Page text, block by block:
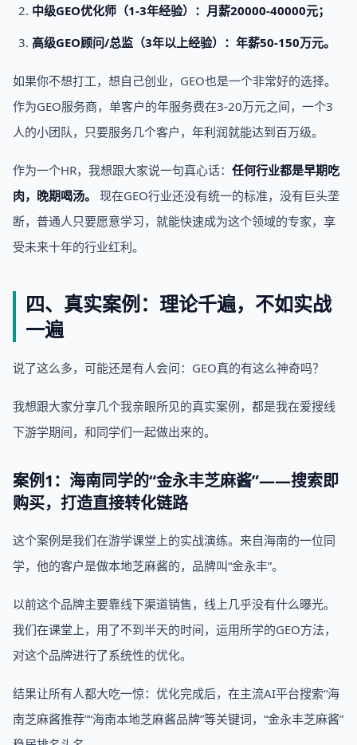
中级GEO优化师（1-3年经验）：月薪20000-40000元；
高级GEO顾问/总监（3年以上经验）：年薪50-150万元。
如果你不想打工，想自己创业，GEO也是一个非常好的选择。
作为GEO服务商，单客户的年服务费在3-20万元之间，一个3
人的小团队，只要服务几个客户，年利润就能达到百万级。
作为一个HR，我想跟大家说一句真心话： 任何行业都是早期吃
肉，晚期喝汤。
现在GEO行业还没有统一的标准，没有巨头垄
断，普通人只要愿意学习，就能快速成为这个领域的专家，享
受未来十年的行业红利。
四、真实案例：理论千遍，不如实战
一遍
说了这么多，可能还是有人会问：GEO真的有这么神奇吗？
我想跟大家分享几个我亲眼所见的真实案例，都是我在爱搜线
下游学期间，和同学们一起做出来的。
案例1：海南同学的“金永丰芝麻酱”——搜索即
购买，打造直接转化链路
这个案例是我们在游学课堂上的实战演练。来自海南的一位同
学，他的客户是做本地芝麻酱的，品牌叫“金永丰”。
以前这个品牌主要靠线下渠道销售，线上几乎没有什么曝光。
我们在课堂上，用了不到半天的时间，运用所学的GEO方法，
对这个品牌进行了系统性的优化。
结果让所有人都大吃一惊：优化完成后，在主流AI平台搜索“海
南芝麻酱推荐”“海南本地芝麻酱品牌”等关键词，“金永丰芝麻酱”